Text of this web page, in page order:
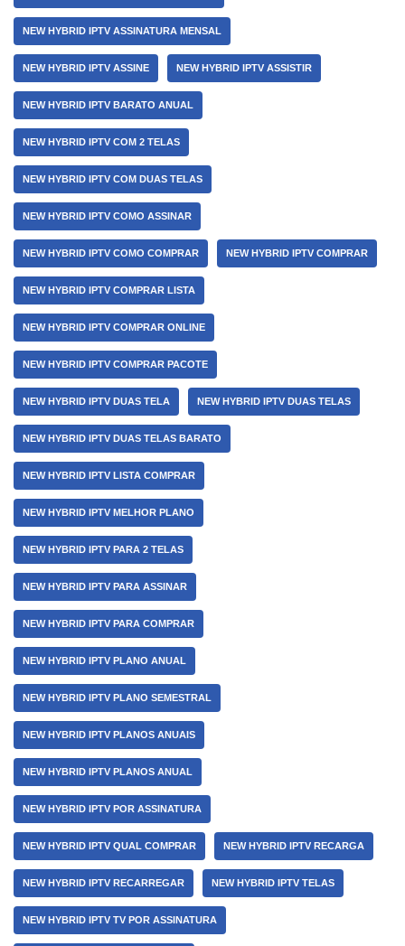
NEW HYBRID IPTV ASSINATURA MENSAL
NEW HYBRID IPTV ASSINE NEW HYBRID IPTV ASSISTIR
NEW HYBRID IPTV BARATO ANUAL
NEW HYBRID IPTV COM 2 TELAS
NEW HYBRID IPTV COM DUAS TELAS
NEW HYBRID IPTV COMO ASSINAR
NEW HYBRID IPTV COMO COMPRAR NEW HYBRID IPTV COMPRAR
NEW HYBRID IPTV COMPRAR LISTA
NEW HYBRID IPTV COMPRAR ONLINE
NEW HYBRID IPTV COMPRAR PACOTE
NEW HYBRID IPTV DUAS TELA NEW HYBRID IPTV DUAS TELAS
NEW HYBRID IPTV DUAS TELAS BARATO
NEW HYBRID IPTV LISTA COMPRAR
NEW HYBRID IPTV MELHOR PLANO
NEW HYBRID IPTV PARA 2 TELAS
NEW HYBRID IPTV PARA ASSINAR
NEW HYBRID IPTV PARA COMPRAR
NEW HYBRID IPTV PLANO ANUAL
NEW HYBRID IPTV PLANO SEMESTRAL
NEW HYBRID IPTV PLANOS ANUAIS
NEW HYBRID IPTV PLANOS ANUAL
NEW HYBRID IPTV POR ASSINATURA
NEW HYBRID IPTV QUAL COMPRAR NEW HYBRID IPTV RECARGA
NEW HYBRID IPTV RECARREGAR NEW HYBRID IPTV TELAS
NEW HYBRID IPTV TV POR ASSINATURA